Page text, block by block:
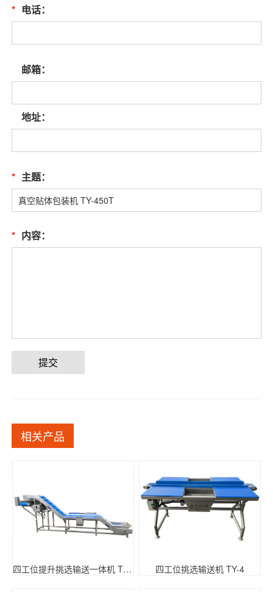
* 电话：
邮箱：
地址：
* 主题：
* 内容：
提交
相关产品
四工位提升挑选输送一体机 TY-4 四工位挑选输送机 TY-4